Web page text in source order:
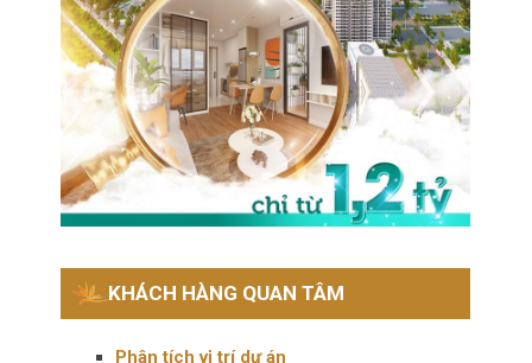
KHÁCH HÀNG QUAN TÂM
Phân tích vị trí dự án